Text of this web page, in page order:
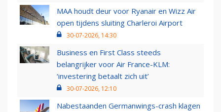
MAA houdt deur voor Ryanair en Wizz Air
open tijdens sluiting Charleroi Airport
30-07-2026, 14:30
Business en First Class steeds
belangrijker voor Air France-KLM:
‘investering betaalt zich uit’
30-07-2026, 12:10
Nabestaanden Germanwings-crash klagen